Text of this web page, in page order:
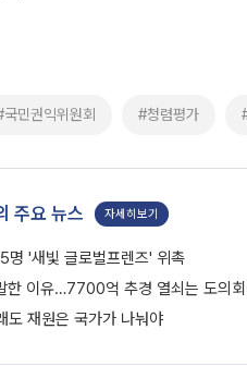
국민권익위원회 #청렴평가
주요 뉴스 자세히보기
명 '새빛 글로벌프렌즈' 위촉
한 이유…7700억 추경 열쇠는 도의회
재원은 국가가 나눠야